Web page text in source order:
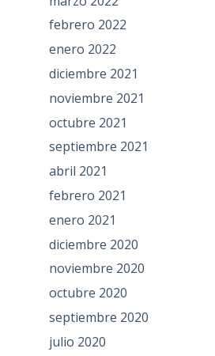
febrero 2022
enero 2022
diciembre 2021
noviembre 2021
octubre 2021
septiembre 2021
abril 2021
febrero 2021
enero 2021
diciembre 2020
noviembre 2020
octubre 2020
septiembre 2020
julio 2020